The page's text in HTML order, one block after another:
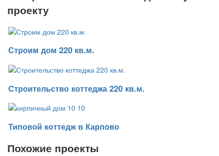
проекту
Строим дом 220 кв.м.
Строительство коттеджа 220 кв.м.
Типовой коттедж в Карпово
Похожие проекты